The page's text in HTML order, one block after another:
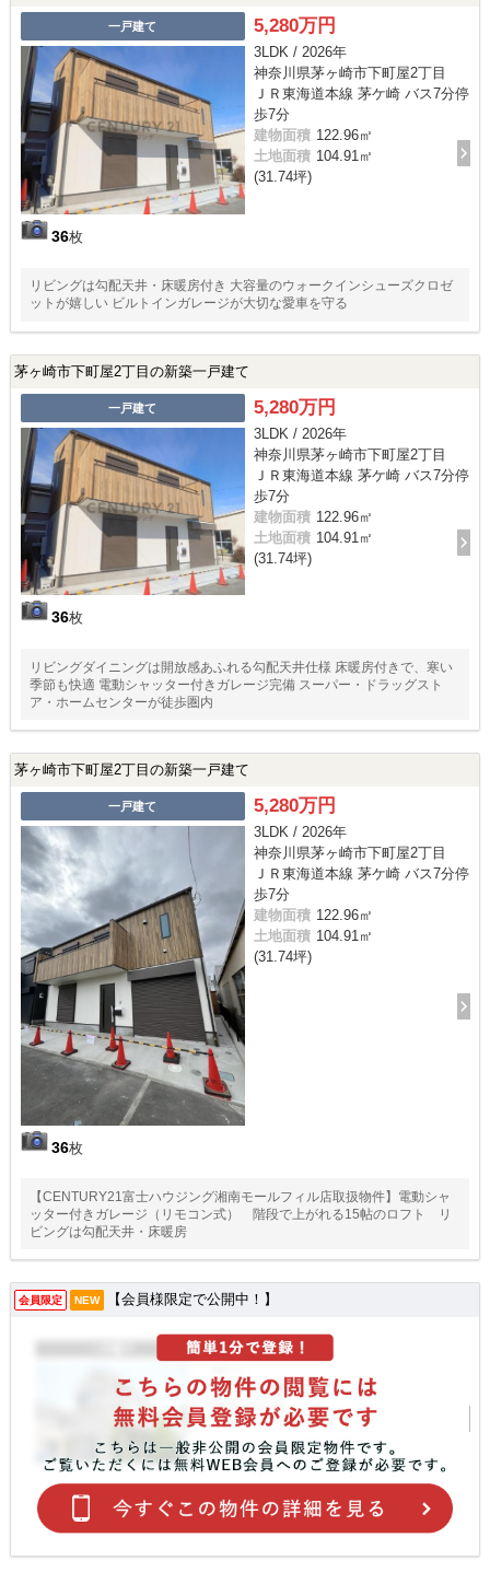
一戸建て
36枚
5,280万円
3LDK / 2026年
神奈川県茅ヶ崎市下町屋2丁目
ＪＲ東海道本線 茅ケ崎 バス7分停
歩7分
建物面積 122.96㎡
土地面積 104.91㎡
(31.74坪)
リビングは勾配天井・床暖房付き 大容量のウォークインシューズクロゼ
ットが嬉しい ビルトインガレージが大切な愛車を守る
茅ヶ崎市下町屋2丁目の新築一戸建て
一戸建て
36枚
5,280万円
3LDK / 2026年
神奈川県茅ヶ崎市下町屋2丁目
ＪＲ東海道本線 茅ケ崎 バス7分停
歩7分
建物面積 122.96㎡
土地面積 104.91㎡
(31.74坪)
リビングダイニングは開放感あふれる勾配天井仕様 床暖房付きで、寒い
季節も快適 電動シャッター付きガレージ完備 スーパー・ドラッグスト
ア・ホームセンターが徒歩圏内
茅ヶ崎市下町屋2丁目の新築一戸建て
一戸建て
36枚
5,280万円
3LDK / 2026年
神奈川県茅ヶ崎市下町屋2丁目
ＪＲ東海道本線 茅ケ崎 バス7分停
歩7分
建物面積 122.96㎡
土地面積 104.91㎡
(31.74坪)
【CENTURY21富士ハウジング湘南モールフィル店取扱物件】電動シャ
ッター付きガレージ（リモコン式） 階段で上がれる15帖のロフト リ
ビングは勾配天井・床暖房
会員限定 NEW 【会員様限定で公開中！】